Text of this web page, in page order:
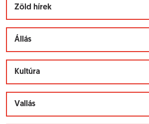
Zöld hírek
Állás
Kultúra
Vallás